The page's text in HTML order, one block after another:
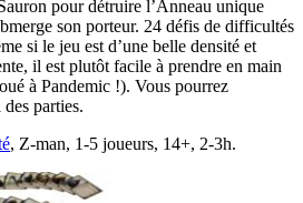
pour détruire l’Anneau unique
son porteur. 24 défis de difficultés
si le jeu est d’une belle densité et
il est plutôt facile à prendre en main
à Pandemic !). Vous pourrez
parties.
, Z-man, 1-5 joueurs, 14+, 2-3h.